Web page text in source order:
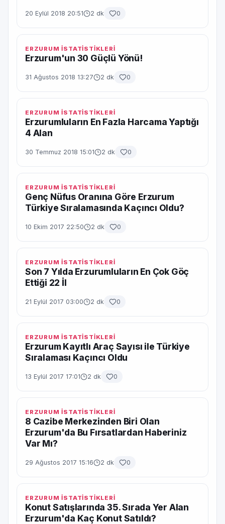
20 Eylül 2018 20:51 2 dk 0
ERZURUM İSTATİSTİKLERİ
Erzurum'un 30 Güçlü Yönü!
31 Ağustos 2018 13:27 2 dk 0
ERZURUM İSTATİSTİKLERİ
Erzurumluların En Fazla Harcama Yaptığı
4 Alan
30 Temmuz 2018 15:01 2 dk 0
ERZURUM İSTATİSTİKLERİ
Genç Nüfus Oranına Göre Erzurum
Türkiye Sıralamasında Kaçıncı Oldu?
10 Ekim 2017 22:50 2 dk 0
ERZURUM İSTATİSTİKLERİ
Son 7 Yılda Erzurumluların En Çok Göç
Ettiği 22 İl
21 Eylül 2017 03:00 2 dk 0
ERZURUM İSTATİSTİKLERİ
Erzurum Kayıtlı Araç Sayısı ile Türkiye
Sıralaması Kaçıncı Oldu
13 Eylül 2017 17:01 2 dk 0
ERZURUM İSTATİSTİKLERİ
8 Cazibe Merkezinden Biri Olan
Erzurum'da Bu Fırsatlardan Haberiniz
Var Mı?
29 Ağustos 2017 15:16 2 dk 0
ERZURUM İSTATİSTİKLERİ
Konut Satışlarında 35. Sırada Yer Alan
Erzurum'da Kaç Konut Satıldı?